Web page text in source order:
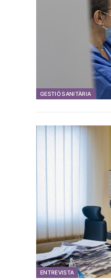
GESTIÓ SANITÀRIA
ENTREVISTA